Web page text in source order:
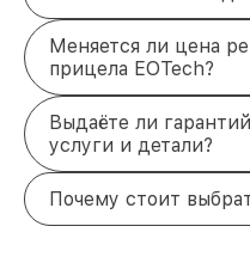
Меняется ли цена
прицела EOTech?
Выдаёте ли
услуги и детали?
Почему стоит